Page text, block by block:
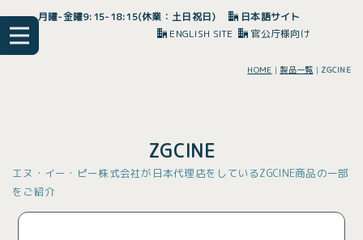
月曜-金曜9:15-18:15(休業：土日祝日)
日本語サイト
ENGLISH SITE
官公庁様向け
HOME |製品一覧 | ZGCINE
ZGCINE
エヌ・イー・ピー株式会社が日本代理店をしているZGCINE商品の一部
をご紹介